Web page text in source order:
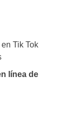
Tik Tok
línea de